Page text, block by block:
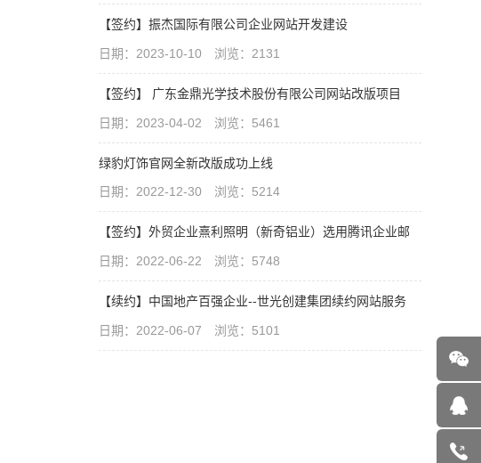
【签约】振杰国际有限公司企业网站开发建设
日期：2023-10-10 浏览：2131
【签约】 广东金鼎光学技术股份有限公司网站改版项目
日期：2023-04-02 浏览：5461
绿豹灯饰官网全新改版成功上线
日期：2022-12-30 浏览：5214
【签约】外贸企业熹利照明（新奇铝业）选用腾讯企业邮
日期：2022-06-22 浏览：5748
【续约】中国地产百强企业--世光创建集团续约网站服务
日期：2022-06-07 浏览：5101